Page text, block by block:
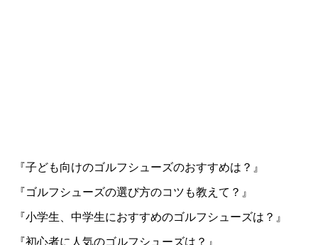
『子ども向けのゴルフシューズのおすすめは？』
『ゴルフシューズの選び方のコツも教えて？』
『小学生、中学生におすすめのゴルフシューズは？』
『初心者に人気のゴルフシューズは？』